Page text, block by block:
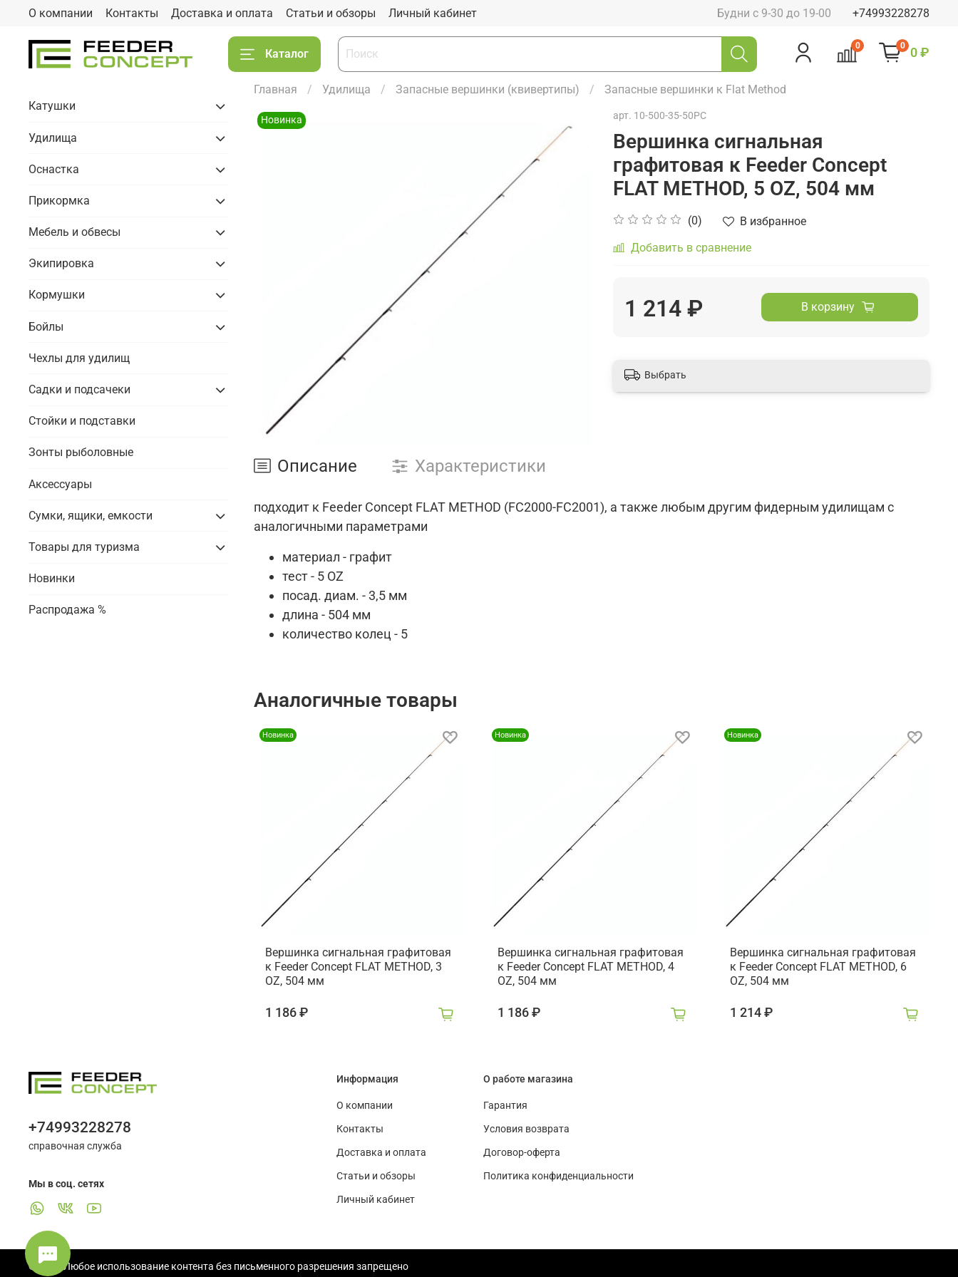
О компании Контакты Доставка и оплата Статьи и обзоры Личный кабинет Будни с 9-30 до 19-00 +74993228278
Каталог
0 0 0 ₽
Главная Удилища Запасные вершинки (квивертипы) Запасные вершинки к Flat Method
Новинка арт. 10-500-35-50PC
Вершинка сигнальная
графитовая к Feeder Concept
FLAT METHOD, 5 OZ, 504 мм
(0)
В избранное
Добавить в сравнение
1 214 ₽ В корзину
Выбрать
Описание Характеристики
подходит к Feeder Concept FLAT METHOD (FC2000-FC2001), а также любым другим фидерным удилищам с
аналогичными параметрами
материал - графит
тест - 5 OZ
посад. диам. - 3,5 мм
длина - 504 мм
количество колец - 5
Аналогичные товары
Новинка
Вершинка сигнальная графитовая
к Feeder Concept FLAT METHOD, 3
OZ, 504 мм
1 186 ₽
Новинка
Вершинка сигнальная графитовая
к Feeder Concept FLAT METHOD, 4
OZ, 504 мм
1 186 ₽
Новинка
Вершинка сигнальная графитовая
к Feeder Concept FLAT METHOD, 6
OZ, 504 мм
1 214 ₽
Катушки
Удилища
Оснастка
Прикормка
Мебель и обвесы
Экипировка
Кормушки
Бойлы
Чехлы для удилищ
Садки и подсачеки
Стойки и подставки
Зонты рыболовные
Аксессуары
Сумки, ящики, емкости
Товары для туризма
Новинки
Распродажа %
Информация
О компании
Контакты
Доставка и оплата
Статьи и обзоры
Личный кабинет
О работе магазина
Гарантия
Условия возврата
Договор-оферта
Политика конфиденциальности
+74993228278
справочная служба
Мы в соц. сетях
© 2025 Любое использование контента без письменного разрешения запрещено